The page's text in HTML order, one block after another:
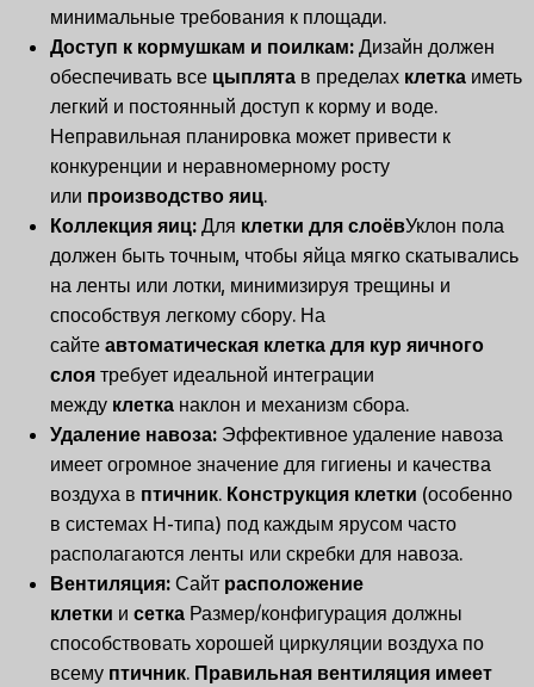
минимальные требования к площади.
Доступ к кормушкам и поилкам: Дизайн должен
обеспечивать все цыплята в пределах клетка иметь
легкий и постоянный доступ к корму и воде.
Неправильная планировка может привести к
конкуренции и неравномерному росту
или производство яиц.
Коллекция яиц: Для клетки для слоёвУклон пола
должен быть точным, чтобы яйца мягко скатывались
на ленты или лотки, минимизируя трещины и
способствуя легкому сбору. На
сайте автоматическая клетка для кур яичного
слоя требует идеальной интеграции
между клетка наклон и механизм сбора.
Удаление навоза: Эффективное удаление навоза
имеет огромное значение для гигиены и качества
воздуха в птичник. Конструкция клетки (особенно
в системах Н-типа) под каждым ярусом часто
располагаются ленты или скребки для навоза.
Вентиляция: Сайт расположение
клетки и сетка Размер/конфигурация должны
способствовать хорошей циркуляции воздуха по
всему птичник. Правильная вентиляция имеет